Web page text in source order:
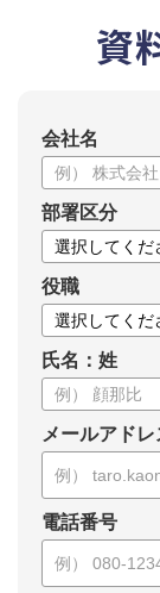
資
会社名
部署区分
役職
氏名：姓
メールアドレ
電話番号